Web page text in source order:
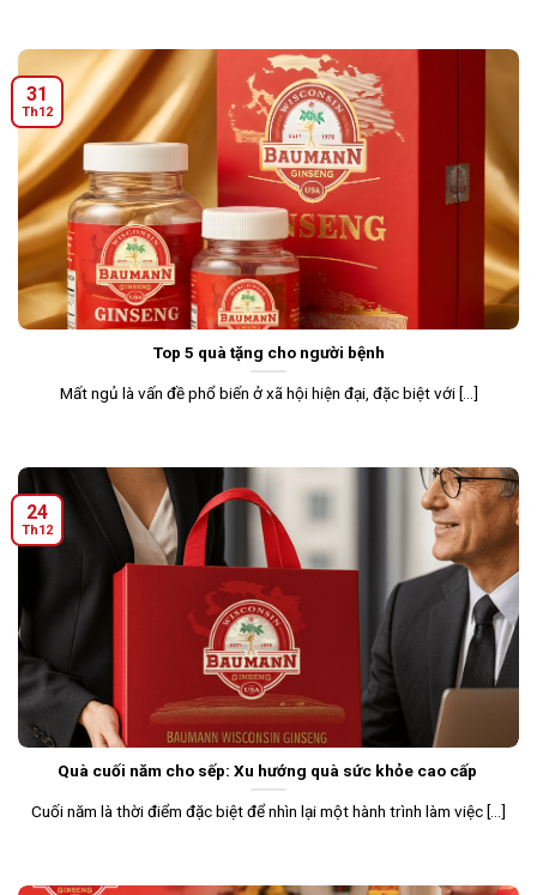
Top 5 quà tặng cho người bệnh
Mất ngủ là vấn đề phổ biến ở xã hội hiện đại, đặc biệt với [...]
31
Th12
Quà cuối năm cho sếp: Xu hướng quà sức khỏe cao cấp
Cuối năm là thời điểm đặc biệt để nhìn lại một hành trình làm việc [...]
24
Th12